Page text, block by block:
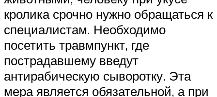
кролика срочно нужно обращаться к
специалистам. Необходимо
посетить травмпункт, где
пострадавшему введут
антирабическую сыворотку. Эта
мера является обязательной, а при